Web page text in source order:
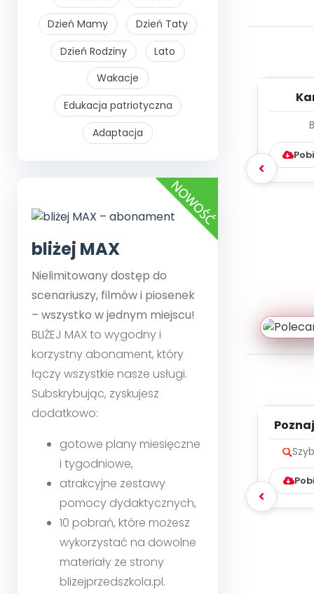
Dzień Mamy
Dzień Taty
Dzień Rodziny
Lato
Wakacje
Edukacja patriotyczna
Adaptacja
bliżej MAX
Nielimitowany dostęp do
scenariuszy, filmów i piosenek
– wszystko w jednym miejscu!
BLIŻEJ MAX to wygodny i
korzystny abonament, który
łączy wszystkie nasze usługi.
Subskrybując, zyskujesz
dodatkowo:
gotowe plany miesięczne
i tygodniowe,
atrakcyjne zestawy
pomocy dydaktycznych,
10 pobrań, które możesz
wykorzystać na dowolne
materiały ze strony
blizejprzedszkola.pl.